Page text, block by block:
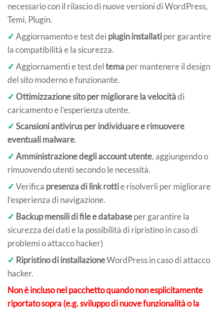
necessario con il rilascio di nuove versioni di WordPress,
Temi, Plugin.
✓ Aggiornamento e test dei plugin installatiper garantire
la compatibilità e la sicurezza.
✓ Aggiornamenti e test deltemaper mantenere il design
del sito moderno e funzionante.
✓ Ottimizzazione sito per migliorare la velocitàdi
caricamento e l’esperienza utente.
✓ Scansioni antivirus per individuare e rimuovere
eventuali malware.
✓ Amministrazione degli account utente, aggiungendo o
rimuovendo utenti secondo le necessità.
✓ Verifica presenza di link rottie risolverli per migliorare
l’esperienza di navigazione.
✓ Backup mensili di file e databaseper garantire la
sicurezza dei dati e la possibilità di ripristino in caso di
problemi o attacco hacker)
✓ Ripristino di installazioneWordPress in caso di attacco
hacker.
Non è incluso nel pacchetto quando non esplicitamente
riportato sopra (e.g. sviluppo di nuove funzionalità o la